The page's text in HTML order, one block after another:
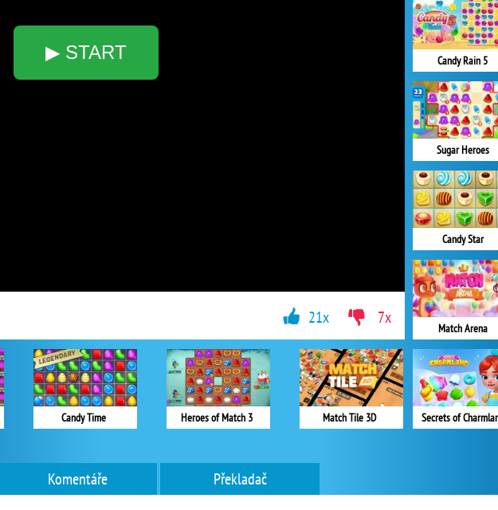
▶ START Candy Rain 5
Sugar Heroes
Candy Star
Match Arena
Secrets of
Candy Time Heroes of Match 3 Match Tile 3D
21x 7x
Komentáře Překladač